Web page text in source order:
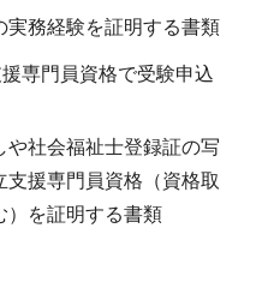
実務経験を証明する書類
援専門員資格で受験申込
や社会福祉士登録証の写
支援専門員資格（資格取
）を証明する書類